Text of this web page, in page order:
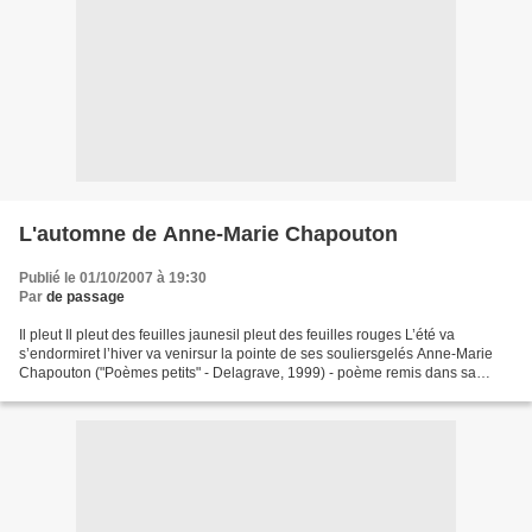
L'automne de Anne-Marie Chapouton
Publié le 01/10/2007 à 19:30
Par de passage
Il pleut Il pleut des feuilles jaunesil pleut des feuilles rouges L’été va
s’endormiret l’hiver va venirsur la pointe de ses souliersgelés Anne-Marie
Chapouton ("Poèmes petits" - Delagrave, 1999) - poème remis dans sa